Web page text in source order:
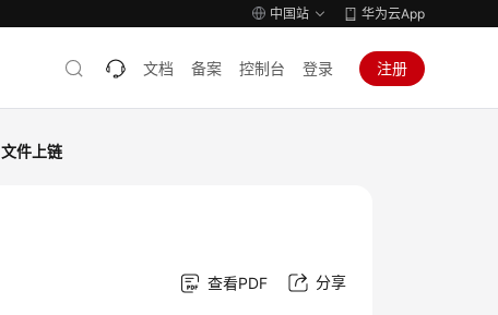
中国站 华为云App
文档 备案 控制台 登录 注册
文件上链
查看PDF 分享